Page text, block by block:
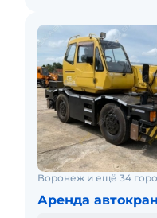
Воронеж и ещё 34
Аренда